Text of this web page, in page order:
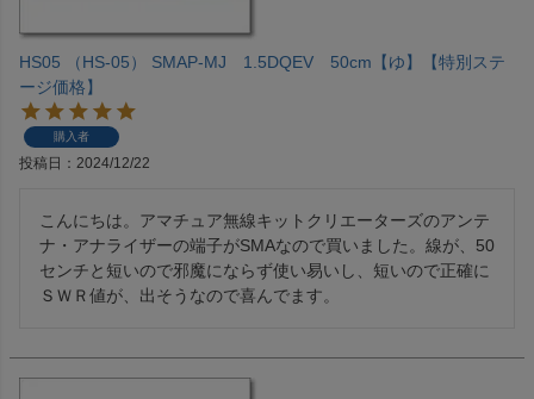
HS05 （HS-05） SMAP-MJ 1.5DQEV 50cm【ゆ】【特別ステ
ージ価格】
購入者
投稿日 2024/12/22
こんにちは。アマチュア無線キットクリエーターズのアンテ
ナ・アナライザーの端子がSMAなので買いました。線が、50
センチと短いので邪魔にならず使い易いし、短いので正確に
ＳＷＲ値が、出そうなので喜んでます。